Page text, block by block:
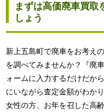
まずは高価廃車買取
しょう
新上五島町で廃車をお考え
を調べてみませんか？『廃
ォームに入力するだけだか
にいながら査定金額がわか
女性の方、お年を召した高